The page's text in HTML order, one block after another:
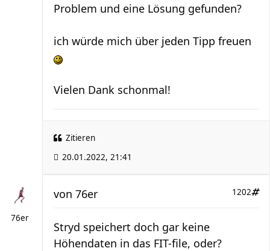
Problem und eine Lösung gefunden?
ich würde mich über jeden Tipp freuen
Vielen Dank schonmal!
Zitieren
20.01.2022, 21:41
76er
1202
von 76er
Stryd speichert doch gar keine
Höhendaten in das FIT-file, oder?